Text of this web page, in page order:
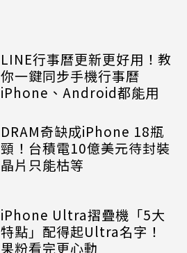
LINE行事曆更新更好用！教
你一鍵同步手機行事曆
iPhone、Android都能用
DRAM奇缺成iPhone 18瓶
頸！台積電10億美元待封裝
晶片只能枯等
iPhone Ultra摺疊機「5大
特點」配得起Ultra名字！
果粉看完更心動